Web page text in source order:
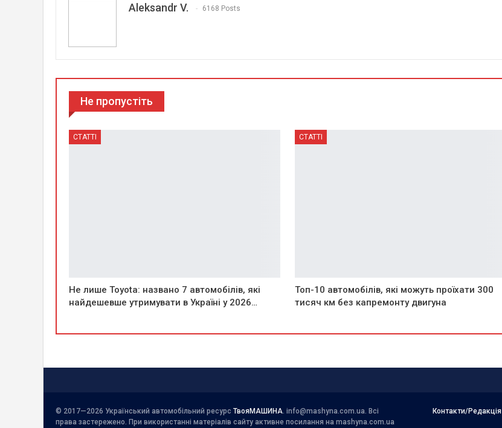
Aleksandr V. 6168 Posts
Не пропустіть
СТАТТІ
Не лише Toyota: названо 7 автомобілів, які
найдешевше утримувати в Україні у 2026…
СТАТТІ
Топ-10 автомобілів, які можуть проїхати 300
тисяч км без капремонту двигуна
© 2017—2026 Український автомобільний ресурс ТвояМАШИНА info@mashyna.com.ua . Всі
права застережено. При використанні матеріалів сайту активне посилання на mashyna.com.ua
Контакти/Редакція